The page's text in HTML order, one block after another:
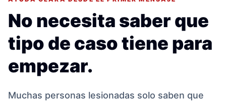
No necesita saber que
tipo de caso tiene para
empezar.
Muchas personas lesionadas solo saben que